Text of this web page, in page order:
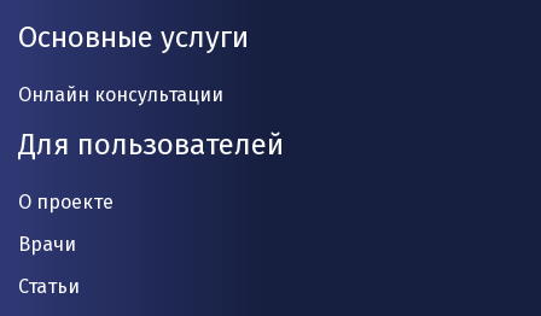
Основные услуги
Онлайн консультации
Для пользователей
О проекте
Врачи
Статьи